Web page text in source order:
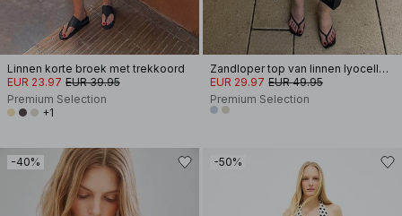
Linnen korte broek met trekkoord
EUR 23.97 EUR 39.95
Premium Selection
+1
Zandloper top van linnen lyocellmix met naaddetail
EUR 29.97 EUR 49.95
Premium Selection
-40% -50%